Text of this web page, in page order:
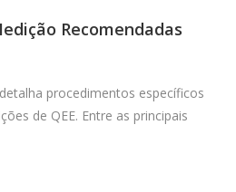
Recomendadas
procedimentos específicos
de QEE. Entre as principais